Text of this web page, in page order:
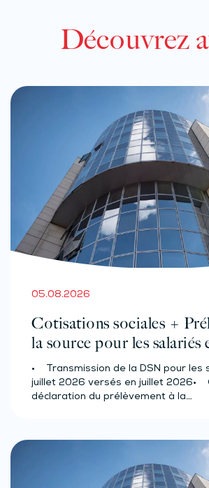
Découvrez
05.08.2026
Cotisations sociales +
la source pour les salariés
(effectif d’au moins 50
• Transmission de la DSN pour les
juillet 2026 versés en juillet 2026•
déclaration du prélèvement à la…